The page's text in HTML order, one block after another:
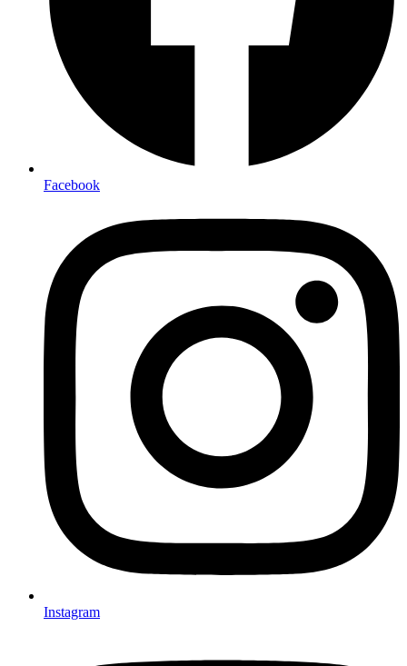
Facebook
Instagram